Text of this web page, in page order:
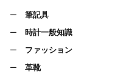
筆記具
時計一般知識
ファッション
革靴